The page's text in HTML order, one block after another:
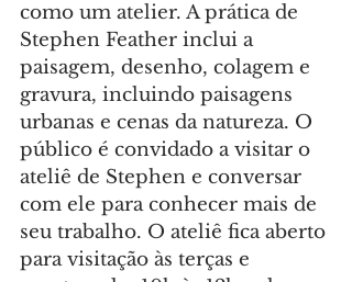
como um atelier. A prática de
Stephen Feather inclui a
paisagem, desenho, colagem e
gravura, incluindo paisagens
urbanas e cenas da natureza. O
público é convidado a visitar o
ateliê de Stephen e conversar
com ele para conhecer mais de
seu trabalho. O ateliê fica aberto
para visitação às terças e